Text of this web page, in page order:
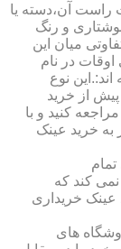
آن،دسته یا
و رنگ
میان این
در نام
نوع
از خرید
کنید و با
به خرید عینک
کند که
عینک خریداری
های